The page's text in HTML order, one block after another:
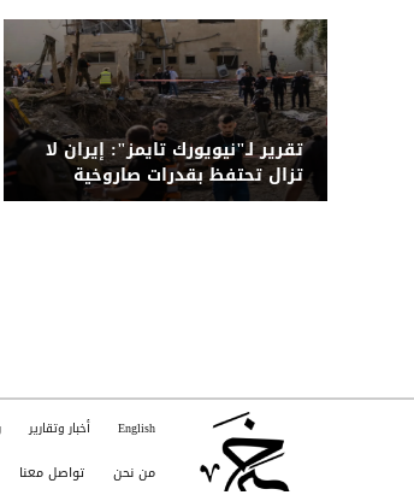
تقرير لـ"نيويورك تايمز": إيران لا
تزال تحتفظ بقدرات صاروخية
خطيرة رغم الضربات المكثفة
English أخبار وتقارير
من نحن تواصل معنا